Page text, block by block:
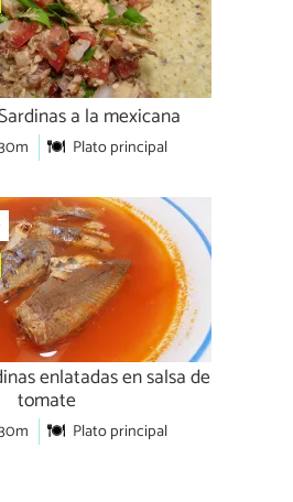
a la mexicana
Plato principal
enlatadas en salsa de
tomate
Plato principal